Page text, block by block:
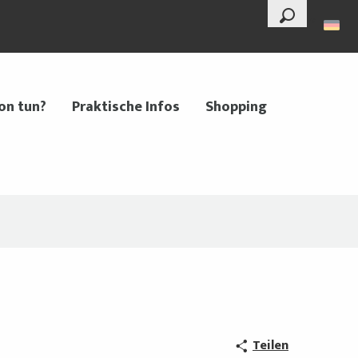
--°
Suche
tun? Praktische Infos Shopping
Teilen